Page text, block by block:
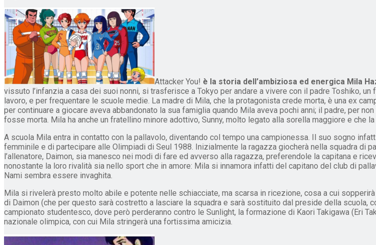
Attacker You! è la storia dell’ambiziosa ed energica Mila
vissuto l’infanzia a casa dei suoi nonni, si trasferisce a Tokyo per andare a vivere con il padre Toshiko,
lavoro, e per frequentare le scuole medie. La madre di Mila, che la protagonista crede morta, è una ex
per continuare a giocare aveva abbandonato la sua famiglia quando Mila aveva pochi anni; il padre, per
fosse morta. Mila ha anche un fratellino minore adottivo, Sunny, molto legato alla sorella maggiore e che
A scuola Mila entra in contatto con la pallavolo, diventando col tempo una campionessa. Il suo sogno
femminile e di partecipare alle Olimpiadi di Seul 1988. Inizialmente la ragazza giocherà nella squadra di
l’allenatore, Daimon, sia manesco nei modi di fare ed avverso alla ragazza, preferendole la capitana e
nonostante la loro rivalità sia nello sport che in amore: Mila si innamora infatti del capitano del club di
Nami sembra essere invaghita.
Mila si rivelerà presto molto abile e potente nelle schiacciate, ma scarsa in ricezione, cosa a cui
di Daimon (che per questo sarà costretto a lasciare la squadra e sarà sostituito dal preside della scuola,
campionato studentesco, dove però perderanno contro le Sunlight, la formazione di Kaori Takigawa (Eri
nazionale olimpica, con cui Mila stringerà una fortissima amicizia.